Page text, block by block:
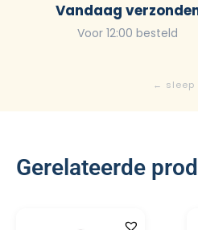
Vandaag
Voor 12:00 besteld
Gerelateerde